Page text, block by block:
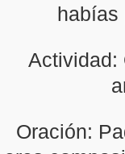
habías
Actividad:
Oración: